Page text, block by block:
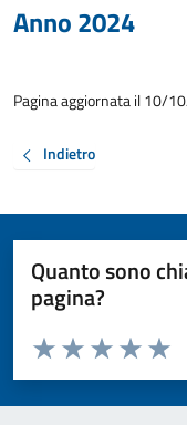
Anno 2024
Pagina aggiornata il 10/
Indietro
Quanto sono
pagina?
Valuta da 1 a 5 stelle la
Valuta 4
Valuta 3
Valuta 2 stelle
Valuta 1 stelle su 5